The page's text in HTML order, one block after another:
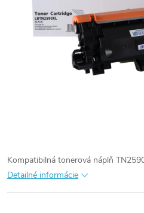
Kompatibilná tonerová náplň
Detailné informácie